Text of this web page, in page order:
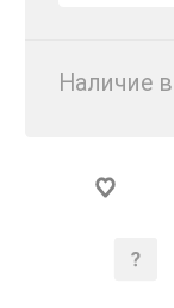
Наличие